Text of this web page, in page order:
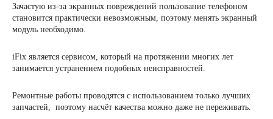
Зачастую из-за экранных повреждений пользование телефоном
становится практически невозможным, поэтому менять экранный
модуль необходимо.
iFix является сервисом, который на протяжении многих лет
занимается устранением подобных неисправностей.
Ремонтные работы проводятся с использованием только лучших
запчастей, поэтому насчёт качества можно даже не переживать.